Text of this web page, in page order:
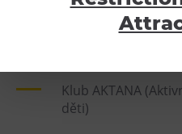
Malý svět techniky U6
Gong
Galerie Gong
Hornické muzeum
Klub AKTANA
děti)